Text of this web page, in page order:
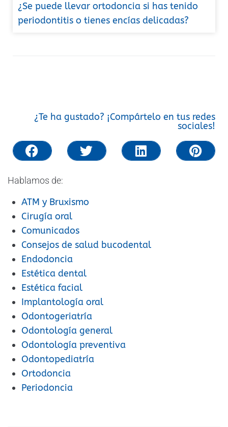
¿Se puede llevar ortodoncia si has tenido
periodontitis o tienes encías delicadas?
¿Te ha gustado? ¡Compártelo en tus redes
sociales!
Hablamos de:
ATM y Bruxismo
Cirugía oral
Comunicados
Consejos de salud bucodental
Endodoncia
Estética dental
Estética facial
Implantología oral
Odontogeriatría
Odontología general
Odontología preventiva
Odontopediatría
Ortodoncia
Periodoncia